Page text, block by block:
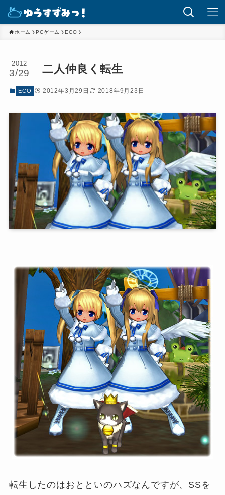
ホーム PCゲーム ECO
二人仲良く転生
2012
3/29
ECO 2012年3月29日 2018年9月23日
転生したのはおとといのハズなんですが、SSを